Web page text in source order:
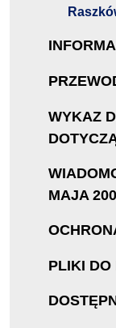
WYKAZ
MAJA
PLIKI DO